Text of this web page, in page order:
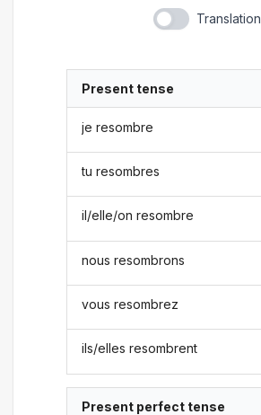
Translation
Present tense
je resombre
tu resombres
il/elle/on resombre
nous resombrons
vous resombrez
ils/elles resombrent
Present perfect tense